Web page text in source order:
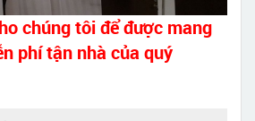
chúng tôi để được mang
phí tận nhà của quý